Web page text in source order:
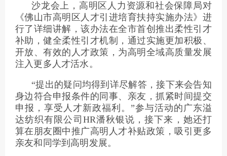
沙龙会上，高明区人力资源和社会保障局对
《佛山市高明区人才引进培育扶持实施办法》进
行了详细讲解，该办法在全市首创推出柔性引才
补助，健全柔性引才机制，通过实施更加积极、
开放、有效的人才政策，为高明全域高质量发展
注入更多人才活水。
“提出的疑问均得到详尽解答，接下来会告知
身边符合申报条件的同事、亲友，抓紧时间提交
申报，享受人才新政福利。”参与活动的广东溢
达纺织有限公司HR潘秋银说，接下来，她还打
算在朋友圈中推广高明人才补贴政策，吸引更多
亲友和同学到高明发展。